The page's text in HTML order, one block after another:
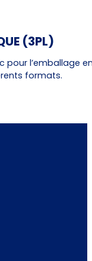
(3PL)
pour
formats.